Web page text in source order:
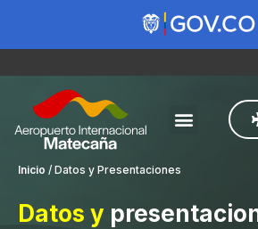
Inicio / Datos y Presentaciones
Datos y